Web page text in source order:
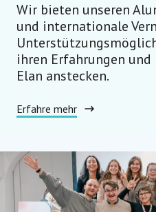
Wir bieten unseren
und internationale
ihren Erfahrungen
Elan anstecken.
Erfahre mehr